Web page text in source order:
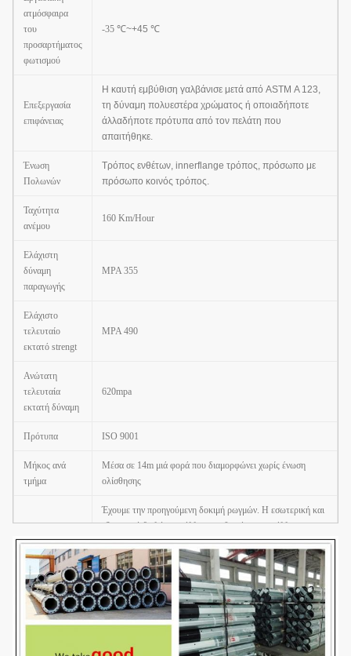
ατμόσφαιρα
του
προσαρτήματος
φωτισμού
-35 ℃~+45 ℃
Επεξεργασία
επιφάνειας
Η καυτή εμβύθιση γαλβάνισε μετά από ASTM Α 123,
τη δύναμη πολυεστέρα χρώματος ή οποιαδήποτε
άλλαδήποτε πρότυπα από τον πελάτη που
απαιτήθηκε.
Ένωση
Πολωνών
Τρόπος ενθέτων, innerflange τρόπος, πρόσωπο με
πρόσωπο κοινός τρόπος.
Ταχύτητα
ανέμου
160 Km/Hour
Ελάχιστη
δύναμη
παραγωγής
MPA 355
Ελάχιστο
τελευταίο
εκτατό strengt
MPA 490
Ανώτατη
τελευταία
εκτατή δύναμη
620mpa
Πρότυπα ISO 9001
Μήκος ανά
τμήμα
Μέσα σε 14m μιά φορά που διαμορφώνει χωρίς ένωση
ολίσθησης
Συγκόλληση
Έχουμε την προηγούμενη δοκιμή ρωγμών. Η εσωτερική και
εξωτερική διπλή συγκόλληση καθιστά τη συγκόλληση
όμορφη στη μορφή
Πρότυπα συγκόλλησης: AWS (αμερικανική κοινωνία
συγκόλλησης) Δ 1.1
Πάχος 1 χιλ. σε 30 χιλ.
Η υλική δοκιμή → →Molding ή κάμπτοντας→Welidng